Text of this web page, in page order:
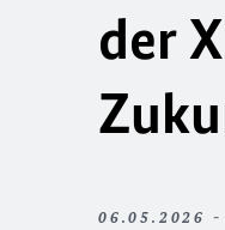
der
06.05.2026 -